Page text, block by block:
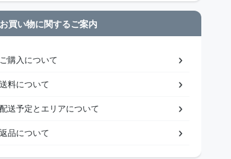
お買い物に関するご案内
ご購入について
送料について
配送予定とエリアについて
返品について